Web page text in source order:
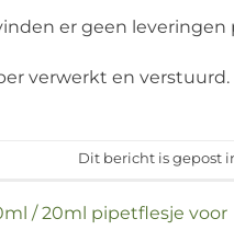
er geen
verwerkt en verstuurd.
Dit bericht is gepost
/ 20ml pipetflesje voor